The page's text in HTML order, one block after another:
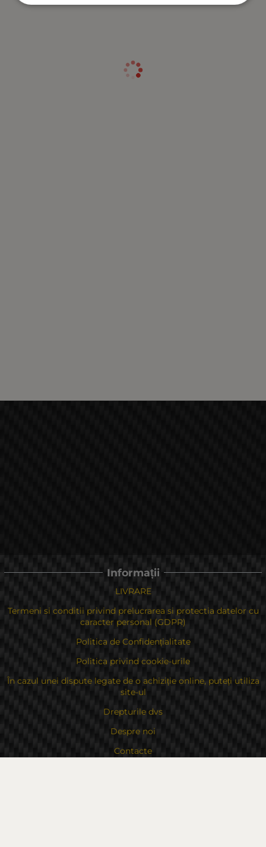
Informații
LIVRARE
Termeni si conditii privind prelucrarea si protectia datelor cu
caracter personal (GDPR)
Politica de Confidențialitate
Politica privind cookie-urile
În cazul unei dispute legate de o achiziție online, puteți utiliza
site-ul
Drepturile dvs
Despre noi
Contacte